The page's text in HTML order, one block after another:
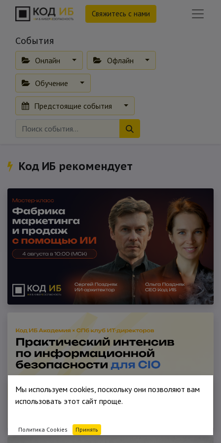
Свяжитесь с нами
События
Онлайн Офлайн
Обучение
Предстоящие события
Код ИБ рекомендует
Мы используем cookies, поскольку они позволяют вам
использовать этот сайт проще.
Политика Cookies Принять